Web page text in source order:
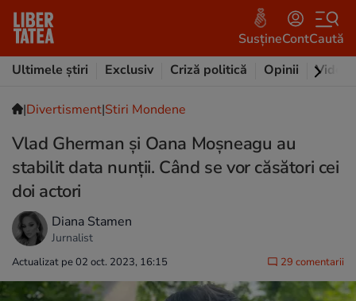
SusțineContCaută
Ultimele știri
Exclusiv Criză politică Opinii Video
|Divertisment|Stiri Mondene
Vlad Gherman și Oana Moșneagu au
stabilit data nunții. Când se vor căsători cei
doi actori
Diana Stamen
Jurnalist
Actualizat pe 02 oct. 2023, 16:15 29 comentarii